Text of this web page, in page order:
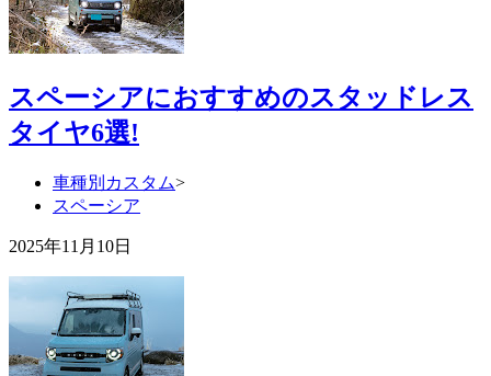
スペーシアにおすすめのスタッドレス
タイヤ6選!
車種別カスタム>
スペーシア
2025年11月10日